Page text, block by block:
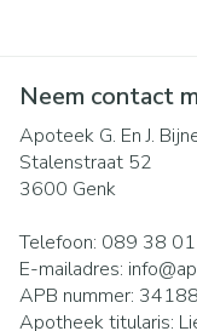
Neem contact
Apoteek G. En J.
Stalenstraat 52
3600 Genk
Telefoon: 089 38
E-mailadres: info@
APB nummer:
Apotheek titularis: